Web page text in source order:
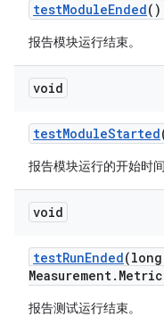
testModuleEnded()
报告模块运行结束。
void
testModuleStarted
报告模块运行的开始时间
void
testRunEnded
Measurement.
报告测试运行结束。